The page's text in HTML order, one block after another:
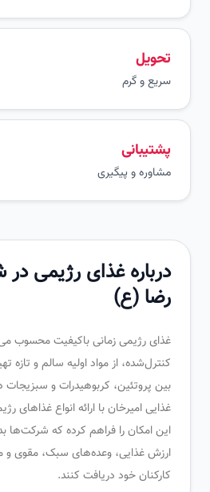
سریع و گرم
پشتیبانی
مشاوره و پیگیری
درباره غذای رژیمی در
رضا (ع)
غذای رژیمی زمانی باکیفیت محسوب می‌شود که
کنترل‌شده، از مواد اولیه سالم و تازه تهیه
بین پروتئین، کربوهیدرات و سبزیجات داشته
غذایی امیرخان با ارائه انواع غذاهای رژیمی
این امکان را فراهم کرده که شرکت‌ها بدون
ارزش غذایی، وعده‌های سبک، مقوی و مناسب
کارکنان خود دریافت کنند.